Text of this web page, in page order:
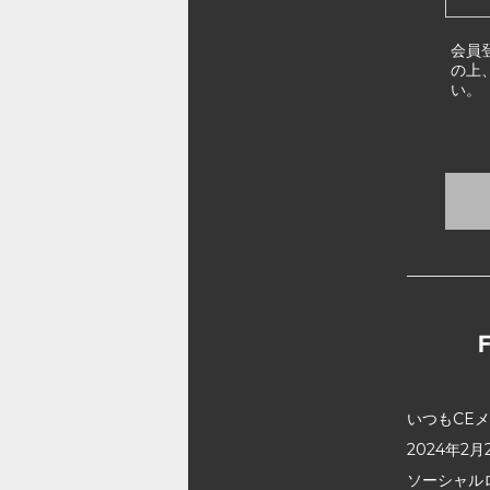
会員
の上
い。
いつもCE
2024年2月
ソーシャ